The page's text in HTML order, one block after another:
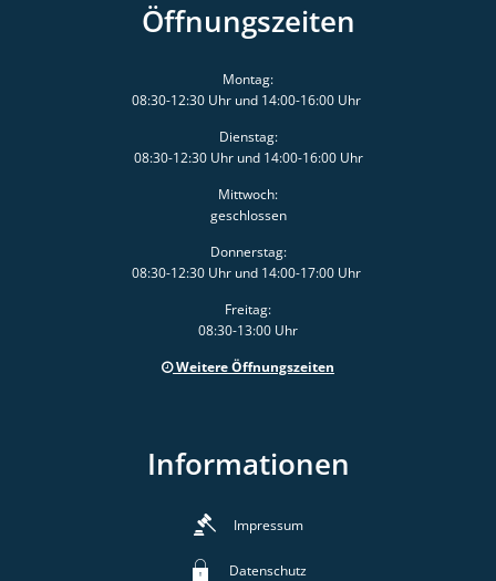
Öffnungszeiten
Montag:
08:30-12:30 Uhr und 14:00-16:00 Uhr
Dienstag:
08:30-12:30 Uhr und 14:00-16:00 Uhr
Mittwoch:
geschlossen
Donnerstag:
08:30-12:30 Uhr und 14:00-17:00 Uhr
Freitag:
08:30-13:00 Uhr
Weitere Öffnungszeiten
Informationen
Impressum
Datenschutz